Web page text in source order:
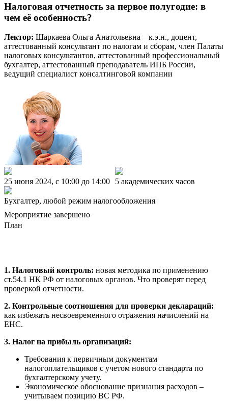
Налоговая отчетность за первое полугодие: в
чем её особенность?
Лектор: Шаркаева Ольга Анатольевна – к.э.н., доцент,
аттестованный консультант по налогам и сборам, член Палаты
налоговых консультантов, аттестованный профессиональный
бухгалтер, аттестованный преподаватель ИПБ России,
ведущий специалист консалтинговой компании
25 июня 2024, c 10:00 до 14:00 5 академических часов
Бухгалтер, любой режим налогообложения
Мероприятие завершено
План
1. Налоговый контроль: новая методика по применению
ст.54.1 НК РФ от налоговых органов. Что проверят перед
проверкой отчетности.
2. Контрольные соотношения для проверки деклараций:
как избежать несвоевременного отражения начислений на
ЕНС.
3. Налог на прибыль организаций:
Требования к первичным документам
налогоплательщиков с учетом нового стандарта по
бухгалтерскому учету.
Экономическое обоснование признания расходов –
учитываем позицию ВС РФ.